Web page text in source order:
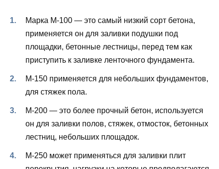
Марка М-100 — это самый низкий сорт бетона,
применяется он для заливки подушки под
площадки, бетонные лестницы, перед тем как
приступить к заливке ленточного фундамента.
М-150 применяется для небольших фундаментов,
для стяжек пола.
М-200 — это более прочный бетон, используется
он для заливки полов, стяжек, отмосток, бетонных
лестниц, небольших площадок.
М-250 может применяться для заливки плит